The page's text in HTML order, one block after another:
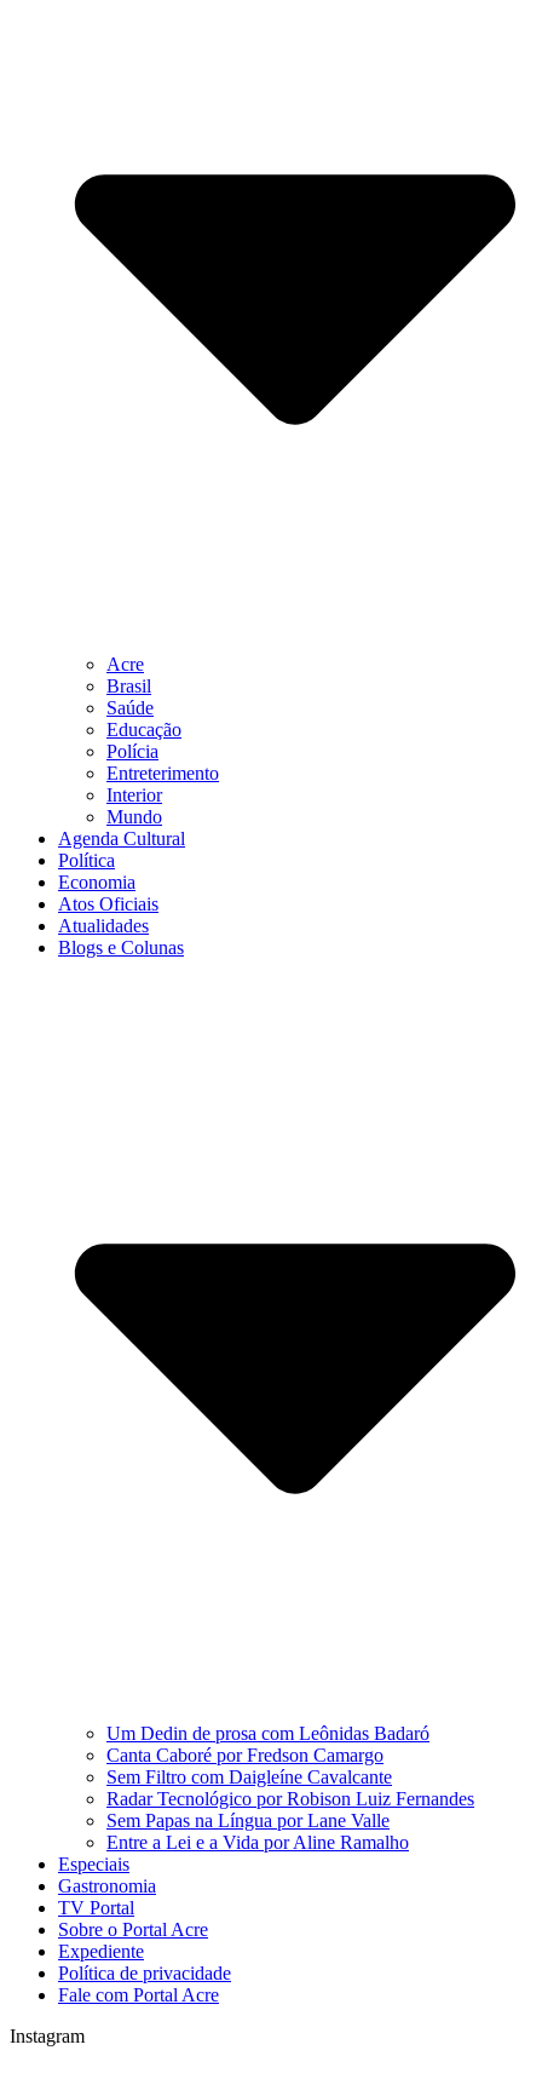
Acre
Brasil
Saúde
Educação
Polícia
Entreterimento
Interior
Mundo
Agenda Cultural
Política
Economia
Atos Oficiais
Atualidades
Blogs e Colunas
Um Dedin de prosa com Leônidas Badaró
Canta Caboré por Fredson Camargo
Sem Filtro com Daigleíne Cavalcante
Radar Tecnológico por Robison Luiz Fernandes
Sem Papas na Língua por Lane Valle
Entre a Lei e a Vida por Aline Ramalho
Especiais
Gastronomia
TV Portal
Sobre o Portal Acre
Expediente
Política de privacidade
Fale com Portal Acre
Instagram